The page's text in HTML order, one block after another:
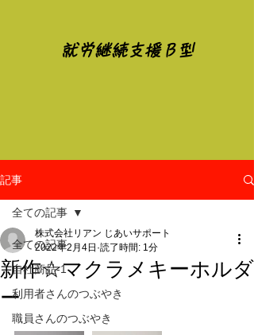
​就労継続支援Ｂ型
記事
全ての記事
自社商品-1
利用者さんのつぶやき
職員さんのつぶやき
全ての記事
新作☆マクラメキーホルダ
ー
株式会社リアン じあいサポート
2022年2月4日 読了時間: 1分